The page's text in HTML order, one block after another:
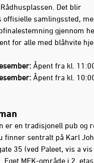
Det blir
offisielle samlingssted,
gjennom
for alle med blåhvite
Åpent fra kl.
Åpent fra kl.
er en tradisjonell pub og
finner sentralt på Karl
35 (ved Paleet, vis a vis
Eget MFK-område i 2.